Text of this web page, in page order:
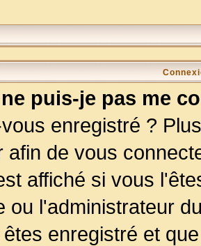
puis-je pas me
enregistré ?
afin de vous
affiché si vous
ou l'administrateur
enregistré et